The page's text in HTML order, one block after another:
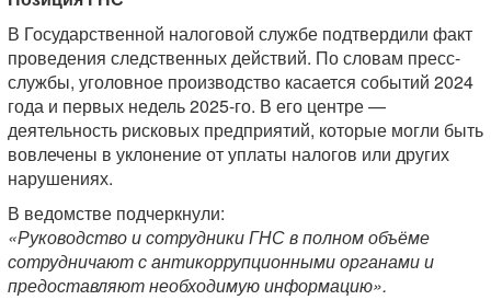
В Государственной налоговой службе подтвердили факт
проведения следственных действий. По словам пресс-
службы, уголовное производство касается событий 2024
года и первых недель 2025-го. В его центре —
деятельность рисковых предприятий, которые могли быть
вовлечены в уклонение от уплаты налогов или других
нарушениях.
В ведомстве подчеркнули:
«Руководство и сотрудники ГНС в полном объёме
сотрудничают с антикоррупционными органами и
предоставляют необходимую информацию».